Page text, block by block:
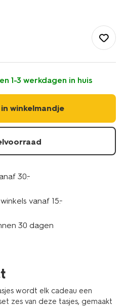
cadeautasjes-
1-3 werkdagen in huis
in winkelmandje
30.-
vanaf 15.-
30 dagen
wordt elk cadeau een
zes van deze tasjes, gemaakt